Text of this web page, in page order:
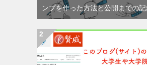
ンプを作った方法と公開までの